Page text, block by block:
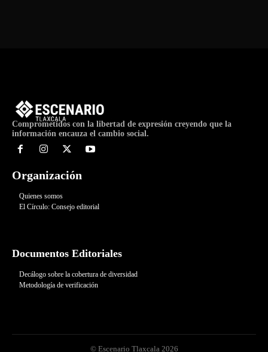
Comprometidos con la libertad de expresión creyendo que la
información encauza el cambio social.
Organización
Quienes somos
El Círculo: Consejo editorial
Documentos Editoriales
Decálogo sobre la cobertura de diversidad
Metodología de verificación
© Escenario Tlaxcala 2026